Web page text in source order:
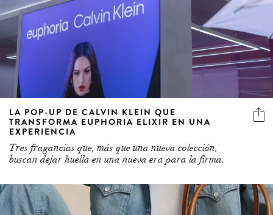
LA POP-UP DE CALVIN KLEIN QUE
TRANSFORMA EUPHORIA ELIXIR EN UNA
EXPERIENCIA
Tres fragancias que, más que una nueva colección,
buscan dejar huella en una nueva era para la firma.